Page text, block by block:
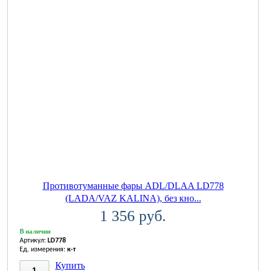
Противотуманные фары ADL/DLAA LD778
(LADA/VAZ KALINA), без кно...
1 356 руб.
В наличии
Артикул: LD778
Ед. измерения: к-т
Купить